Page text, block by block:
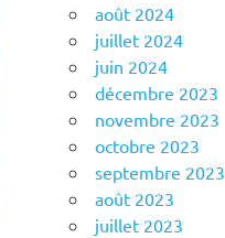
août 2024
juillet 2024
juin 2024
décembre 2023
novembre 2023
octobre 2023
septembre 2023
août 2023
juillet 2023